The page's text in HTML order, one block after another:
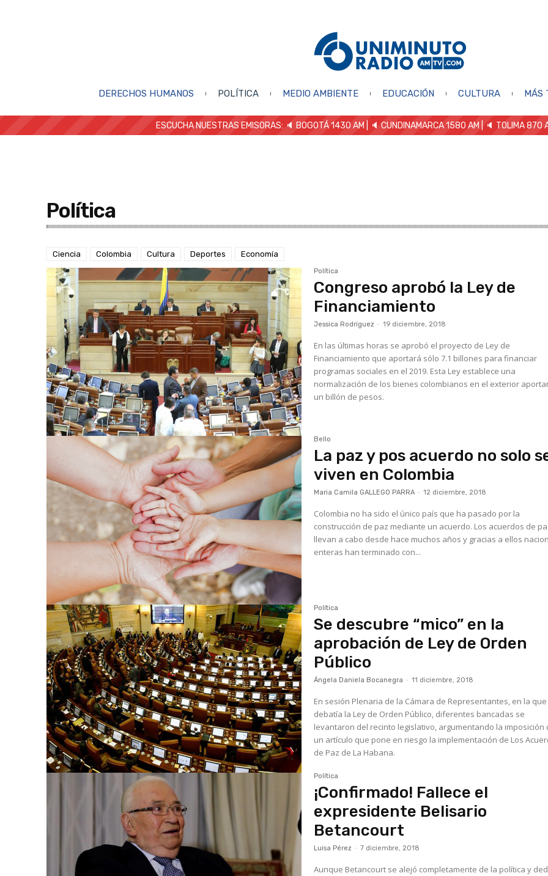
DERECHOS HUMANOS POLÍTICA MEDIO AMBIENTE EDUCACIÓN CULTURA MÁS
ESCUCHA NUESTRAS EMISORAS: 🔈 BOGOTÁ 1430 AM | 🔈 CUNDINAMARCA 1580 AM | 🔈 TOLIMA 870
Política
Ciencia Colombia Cultura Deportes Economía
Política
Congreso aprobó la Ley de
Financiamiento
Jessica Rodríguez - 19 diciembre, 2018
En las últimas horas se aprobó el proyecto de Ley de
Financiamiento que aportará sólo 7.1 billones para financiar
programas sociales en el 2019. Esta Ley establece una
normalización de los bienes colombianos en el exterior
un billón de pesos.
Bello
La paz y pos acuerdo no solo
viven en Colombia
Maria Camila GALLEGO PARRA - 12 diciembre, 2018
Colombia no ha sido el único país que ha pasado por la
construcción de paz mediante un acuerdo. Los acuerdos de
llevan a cabo desde hace muchos años y gracias a ellos
enteras han terminado con...
Política
Se descubre “mico” en la
aprobación de Ley de Orden
Público
Ángela Daniela Bocanegra - 11 diciembre, 2018
En sesión Plenaria de la Cámara de Representantes, en la
debatía la Ley de Orden Público, diferentes bancadas se
levantaron del recinto legislativo, argumentando la imposición
un artículo que pone en riesgo la implementación de Los
de Paz de La Habana.
Política
¡Confirmado! Fallece el
expresidente Belisario
Betancourt
Luisa Pérez - 7 diciembre, 2018
Aunque Betancourt se alejó completamente de la política y dedicó